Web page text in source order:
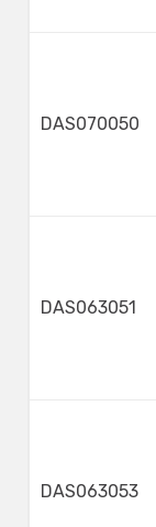
DAS070050
DAS063051
DAS063053